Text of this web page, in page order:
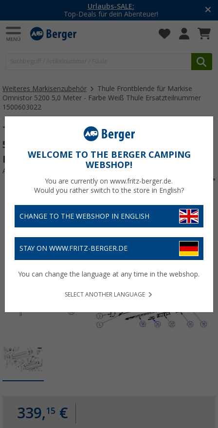
Urlaubs-SALE:
Top-Deals für dein Abenteuer!
Weiteres Markisenzubehör
Thule Frontblende für Markise
Omnistor 5200 5,0 Meter - Farbe Weiß Thule Ersatzteilnummer
1500603022
Thule Frontblende für Markise Omnistor
5200 5,0 Meter - Farbe Weiß Thule
Ersatzteilnummer 1500603022
Art.-Nr.: 557043
339,15 €
WELCOME TO THE BERGER CAMPING
WEBSHOP!
You are currently on www.fritz-berger.de.
Would you rather switch to the store in English?
CHANGE TO THE WEBSHOP IN ENGLISH
STAY ON WWW.FRITZ-BERGER.DE
You can change the language at any time in the webshop.
SELECT ANOTHER LANGUAGE